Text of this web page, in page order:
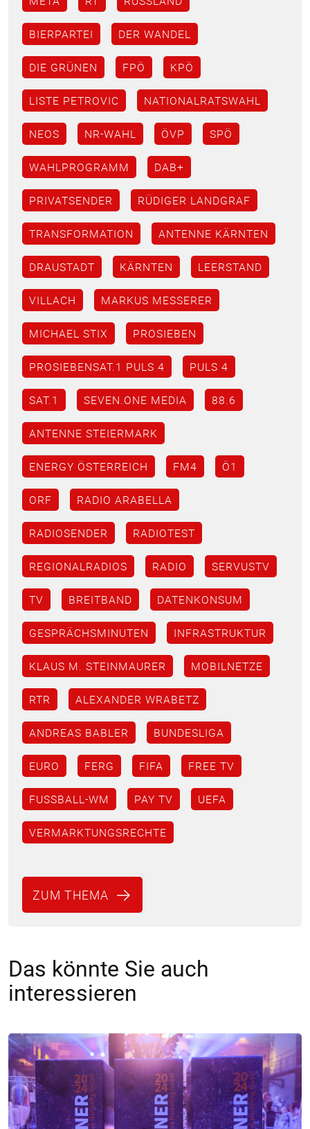
BIERPARTEI DER WANDEL
DIE GRÜNEN FPÖ KPÖ
LISTE PETROVIC NATIONALRATSWAHL
NEOS NR-WAHL ÖVP SPÖ
WAHLPROGRAMM DAB+
PRIVATSENDER RÜDIGER LANDGRAF
TRANSFORMATION ANTENNE KÄRNTEN
DRAUSTADT KÄRNTEN LEERSTAND
VILLACH MARKUS MESSERER
MICHAEL STIX PROSIEBEN
PROSIEBENSAT.1 PULS 4 PULS 4
SAT.1 SEVEN.ONE MEDIA 88.6
ANTENNE STEIERMARK
ENERGY ÖSTERREICH FM4 Ö1
ORF RADIO ARABELLA
RADIOSENDER RADIOTEST
REGIONALRADIOS RADIO SERVUSTV
TV BREITBAND DATENKONSUM
GESPRÄCHSMINUTEN INFRASTRUKTUR
KLAUS M. STEINMAURER MOBILNETZE
RTR ALEXANDER WRABETZ
ANDREAS BABLER BUNDESLIGA
EURO FERG FIFA FREE TV
FUSSBALL-WM PAY TV UEFA
VERMARKTUNGSRECHTE
ZUM THEMA
Das könnte Sie auch
interessieren